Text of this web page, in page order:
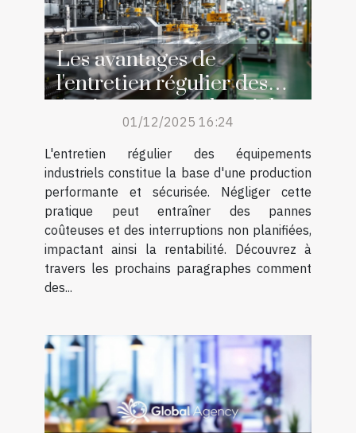
Les avantages de
l'entretien régulier des
équipements industriels
01/12/2025 16:24
L'entretien régulier des équipements
industriels constitue la base d'une production
performante et sécurisée. Négliger cette
pratique peut entraîner des pannes
coûteuses et des interruptions non planifiées,
impactant ainsi la rentabilité. Découvrez à
travers les prochains paragraphes comment
des...